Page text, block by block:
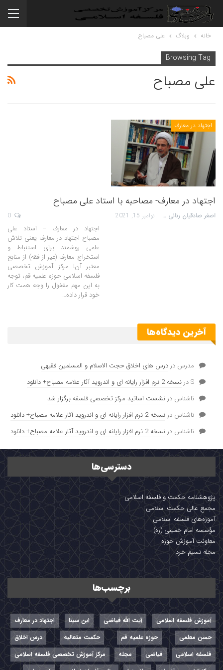
خانه وبلاگ علی مصباح
Browsing Tag
علی مصباح
اجتهاد در معارف
اجتهاد در معارف- مصاحبه با استاد علی مصباح
اصغر صادقیان رنانی نوامبر 15, 2021
اجتهاد در معارف – استاد علی
مصباح اجتهاد در معارف یعنی تلاش
علمی روشمند برای استنباط و
استخراج معارف (غیر از فقه) از منابع
معتبر آن! مرکز آموزش تخصصی
فلسفه اسلامی حوزه علمیه قم، توجه
به این مهم مغفول را وجه همت کار
خود قرار داده…
آخرین دیدگاه‌ها
مدرس در درس های اخلاق حجت الاسلام و المسلمین فقیهی
Sدر نسخه 2 نرم افزار رایانه ای و اندروید آثار علامه مصباح+ دانلود
ناشناس در نشست اساتید مرکز تخصصی فلسفه برگزار شد
ناشناس در نسخه 2 نرم افزار رایانه ای و اندروید آثار علامه مصباح+ دانلود
ناشناس در نسخه 2 نرم افزار رایانه ای و اندروید آثار علامه مصباح+ دانلود
دسترسی‌ها
پژوهشنامه حکمت و فلسفه اسلامی
مجمع عالی حکمت اسلامی
آموزه‌های فلسفه اسلامی
مؤسسه امام خمینی (ره)
معاونت آموزش حوزه
مجله نسیم خرد
برچسب‌ها
آموزش فلسفه اسلامی آیت الله فیاضی ابن سینا
اجتهاد در معارف
حسن معلمی
حوزه علمیه قم حکمت متعالیه
درس اخلاق
فلسفه اسلامی
فیاضی مجله
مرکز آموزش تخصصی فلسفه اسلامی